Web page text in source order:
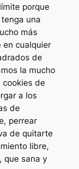
porque
una
más
en cualquier
de
la mucho
de
a los
de
perrear
de quitarte
libre,
que sana y